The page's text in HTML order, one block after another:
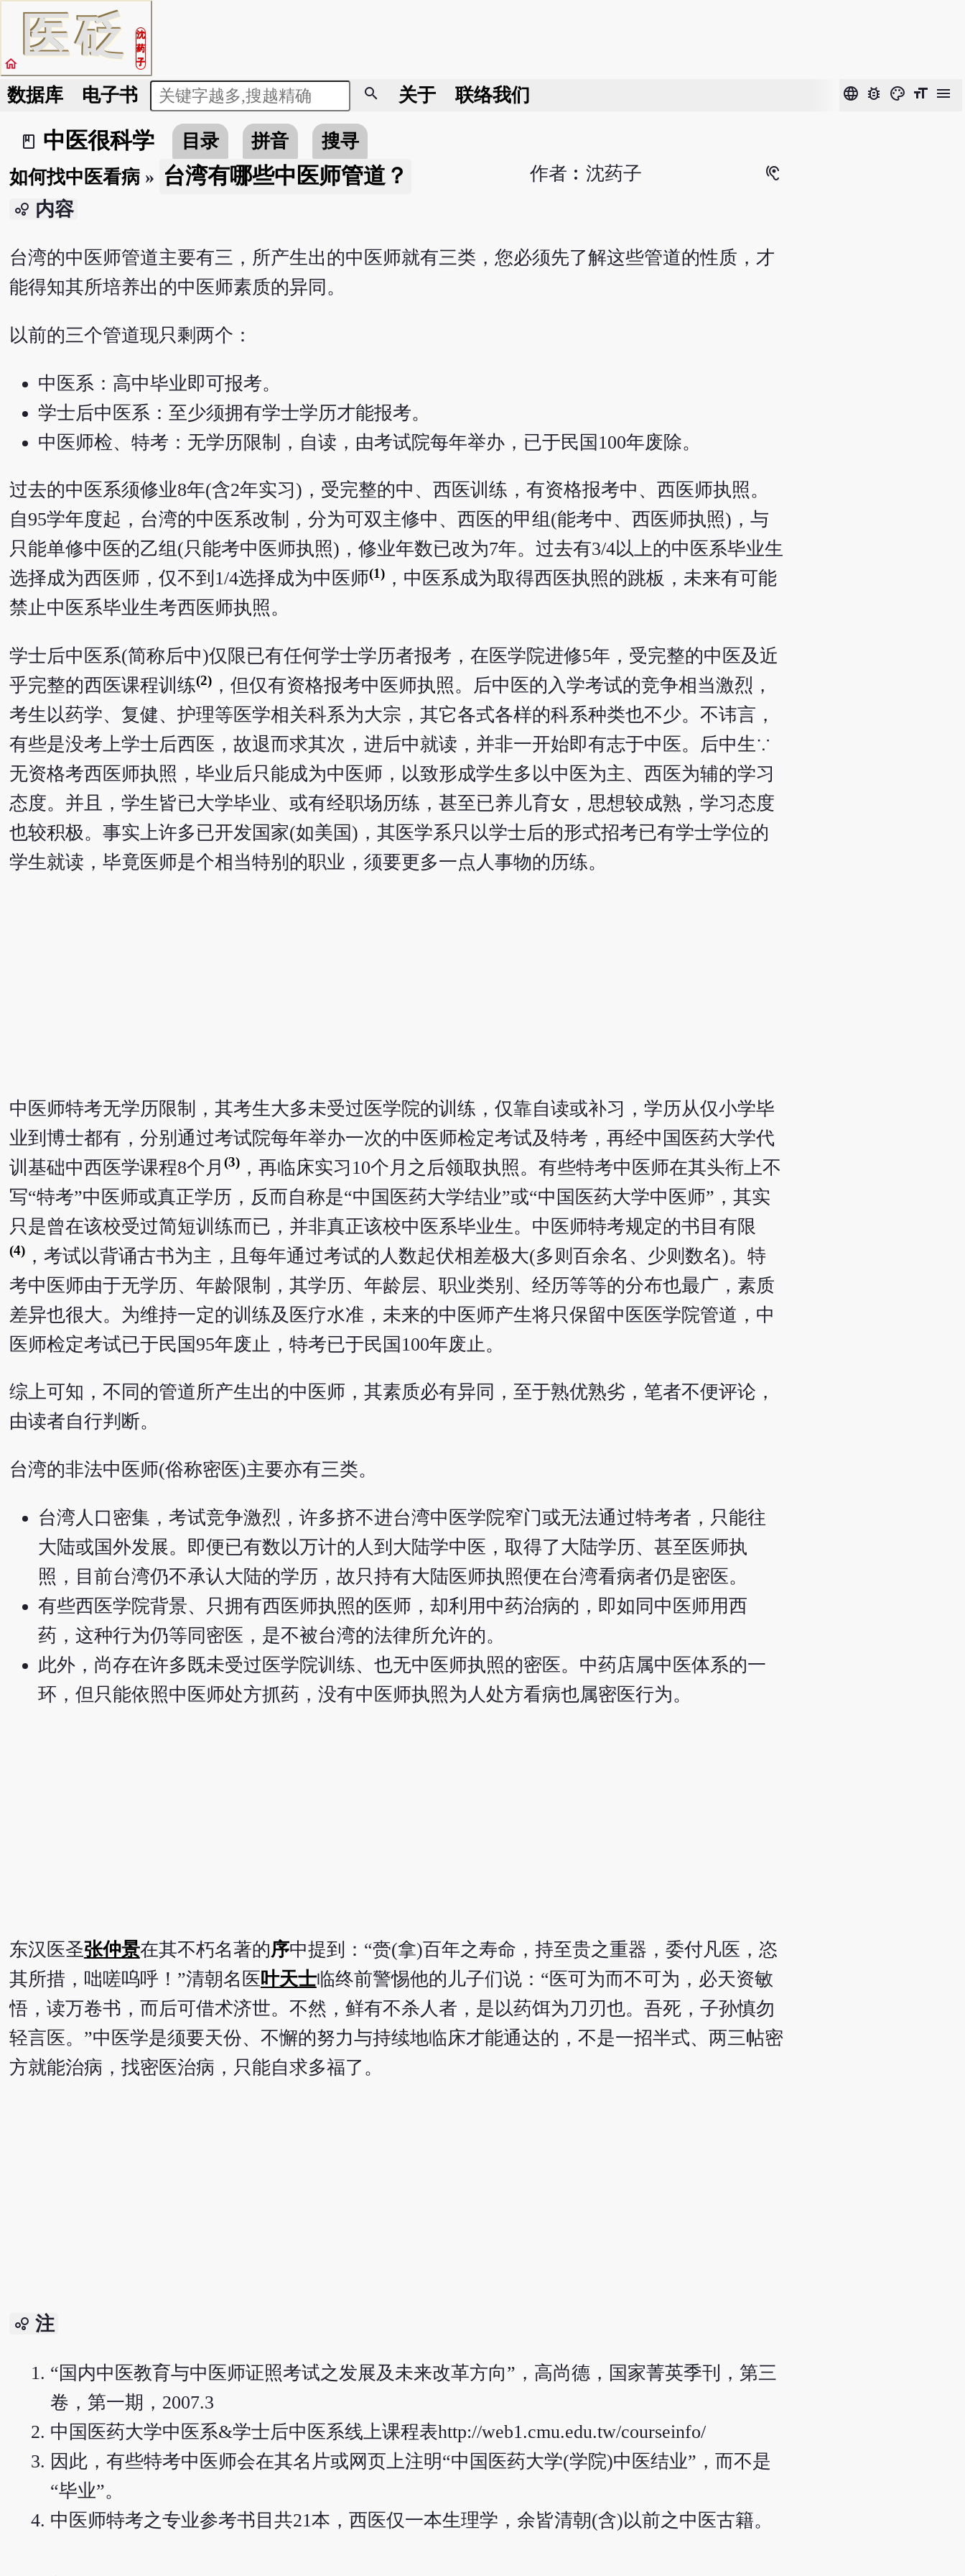
医砭
沈
药
子
home
数据库 电子书 search 关于 联络我们 language bug_report color_lens format_size menu
book_2
中医很科学 目录 拼音
搜寻
如何找中医看病» 台湾有哪些中医师管道？ 作者︰沈药子 hearing
bubble_chart 内容
台湾的中医师管道主要有三，所产生出的中医师就有三类，您必须先了解这些管道的性质，才
能得知其所培养出的中医师素质的异同 。
以前的三个管道现只剩两个：
中医系：高中毕业即可报考。
学士后中医系：至少须拥有学士学历才能报考。
中医师检、特考：无学历限制，自读，由考试院每年举办，已于民国100年废除。
过去的中医系须修业8年(含2年实习)，受完整的中、西医训练，有资格报考中、西医师执照。
自95学年度起，台湾的中医系改制，分为可双主修中、西医的甲组(能考中、西医师执照)，与
只能单修中医的乙组(只能考中医师执照)，修业年数已改为7年。过去有3/4以上的中医系毕业生
选择成为西医师，仅不到1/4选择成为中医师(1)，中医系成为取得西医执照的跳板，未来有可能
禁止中医系毕业生考西医师执照。
学士后中医系(简称后中)仅限已有任何学士学历者报考，在医学院进修5年，受完整的中医及近
乎完整的西医课程训练(2)，但仅有资格报考中医师执照。后中医的入学考试的竞争相当激烈，
考生以药学、复健、护理等医学相关科系为大宗，其它各式各样的科系种类也不少。不讳言，
有些是没考上学士后西医，故退而求其次，进后中就读，并非一开始即有志于中医。后中生∵
无资格考西医师执照，毕业后只能成为中医师，以致形成学生多以中医为主、西医为辅的学习
态度。并且，学生皆已大学毕业、或有经职场历练，甚至已养儿育女，思想较成熟，学习态度
也较积极。事实上许多已开发国家(如美国)，其医学系只以学士后的形式招考已有学士学位的
学生就读，毕竟医师是个相当特别的职业，须要更多一点人事物的历练。
中医师特考无学历限制，其考生大多未受过医学院的训练，仅靠自读或补习，学历从仅小学毕
业到博士都有，分别通过考试院每年举办一次的中医师检定考试及特考，再经中国医药大学代
训基础中西医学课程8个月 (3)，再临床实习10个月之后领取执照。有些特考中医师在其头衔上不
写“特考”中医师或真正学历，反而自称是“中国医药大学结业”或“中国医药大学中医师”，其实
只是曾在该校受过简短训练而已，并非真正该校中医系毕业生。中医师特考规定的书目有限
(4)，考试以背诵古书为主，且每年通过考试的人数起伏相差极大(多则百余名、少则数名)。特
考中医师由于无学历、年龄限制，其学历、年龄层、职业类别、经历等等的分布也最广，素质
差异也很大。为维持一定的训练及医疗水准，未来的中医师产生将只保留中医医学院管道，中
医师检定考试已于民国95年废止，特考已于民国100年废止。
综上可知，不同的管道所产生出的中医师，其素质必有异同，至于熟优熟劣，笔者不便评论，
由读者自行判断。
台湾的非法中医师(俗称密医)主要亦有三类。
台湾人口密集，考试竞争激烈，许多挤不进台湾中医学院窄门或无法通过特考者，只能往
大陆或国外发展。即便已有数以万计的人到大陆学中医，取得了大陆学历、甚至医师执
照，目前台湾仍不承认大陆的学历，故只持有大陆医师执照便在台湾看病者仍是密医。
有些西医学院背景、只拥有西医师执照的医师，却利用中药治病的，即如同中医师用西
药，这种行为仍等同密医，是不被台湾的法律所允许的。
此外，尚存在许多既未受过医学院训练、也无中医师执照的密医。中药店属中医体系的一
环，但只能依照中医师处方抓药，没有中医师执照为人处方看病也属密医行为。
东汉医圣张仲景在其不朽名著的序中提到：“赍(拿)百年之寿命，持至贵之重器，委付凡医，恣
其所措，咄嗟呜呼！”清朝名医叶天士临终前警惕他的儿子们说：“医可为而不可为，必天资敏
悟，读万卷书，而后可借术济世。不然，鲜有不杀人者，是以药饵为刀刃也。吾死，子孙慎勿
轻言医。”中医学是须要天份、不懈的努力与持续地临床才能通达的，不是一招半式、两三帖密
方就能治病，找密医治病，只能自求多福了。
bubble_chart 注
“国内中医教育与中医师证照考试之发展及未来改革方向”，高尚德，国家菁英季刊，第三
卷，第一期，2007.3
中国医药大学中医系&学士后中医系线上课程表http://web1.cmu.edu.tw/courseinfo/
因此，有些特考中医师会在其名片或网页上注明“中国医药大学(学院)中医结业”，而不是
“毕业”。
中医师特考之专业参考书目共21本，西医仅一本生理学，余皆清朝(含)以前之中医古籍。